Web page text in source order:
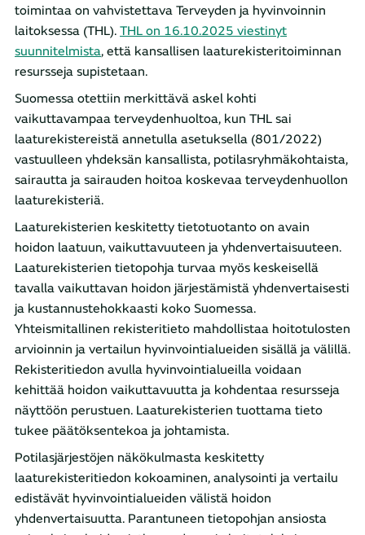
toimintaa on vahvistettava Terveyden ja hyvinvoinnin
laitoksessa (THL). THL on 16.10.2025 viestinyt
suunnitelmista, että kansallisen laaturekisteritoiminnan
resursseja supistetaan.
Suomessa otettiin merkittävä askel kohti
vaikuttavampaa terveydenhuoltoa, kun THL sai
laaturekistereistä annetulla asetuksella (801/2022)
vastuulleen yhdeksän kansallista, potilasryhmäkohtaista,
sairautta ja sairauden hoitoa koskevaa terveydenhuollon
laaturekisteriä.
Laaturekisterien keskitetty tietotuotanto on avain
hoidon laatuun, vaikuttavuuteen ja yhdenvertaisuuteen.
Laaturekisterien tietopohja turvaa myös keskeisellä
tavalla vaikuttavan hoidon järjestämistä yhdenvertaisesti
ja kustannustehokkaasti koko Suomessa.
Yhteismitallinen rekisteritieto mahdollistaa hoitotulosten
arvioinnin ja vertailun hyvinvointialueiden sisällä ja välillä.
Rekisteritiedon avulla hyvinvointialueilla voidaan
kehittää hoidon vaikuttavuutta ja kohdentaa resursseja
näyttöön perustuen. Laaturekisterien tuottama tieto
tukee päätöksentekoa ja johtamista.
Potilasjärjestöjen näkökulmasta keskitetty
laaturekisteritiedon kokoaminen, analysointi ja vertailu
edistävät hyvinvointialueiden välistä hoidon
yhdenvertaisuutta. Parantuneen tietopohjan ansiosta